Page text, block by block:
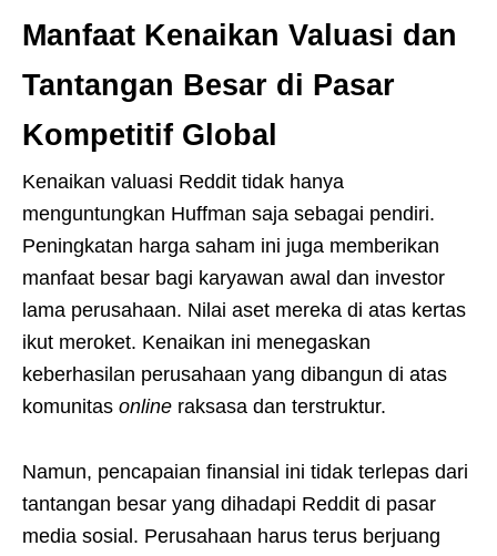
Manfaat Kenaikan Valuasi dan
Tantangan Besar di Pasar
Kompetitif Global
Kenaikan valuasi Reddit tidak hanya
menguntungkan Huffman saja sebagai pendiri.
Peningkatan harga saham ini juga memberikan
manfaat besar bagi karyawan awal dan investor
lama perusahaan. Nilai aset mereka di atas kertas
ikut meroket. Kenaikan ini menegaskan
keberhasilan perusahaan yang dibangun di atas
komunitas online raksasa dan terstruktur.
Namun, pencapaian finansial ini tidak terlepas dari
tantangan besar yang dihadapi Reddit di pasar
media sosial. Perusahaan harus terus berjuang